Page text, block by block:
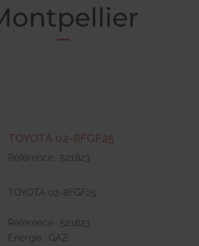
TOYOTA 02-8FGF25
Référence : 521823
TOYOTA 02-8FGF25
Référence : 521823
Energie : GAZ